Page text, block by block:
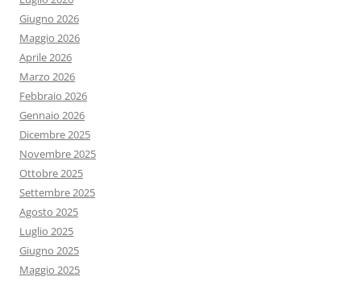
Giugno 2026
Maggio 2026
Aprile 2026
Marzo 2026
Febbraio 2026
Gennaio 2026
Dicembre 2025
Novembre 2025
Ottobre 2025
Settembre 2025
Agosto 2025
Luglio 2025
Giugno 2025
Maggio 2025